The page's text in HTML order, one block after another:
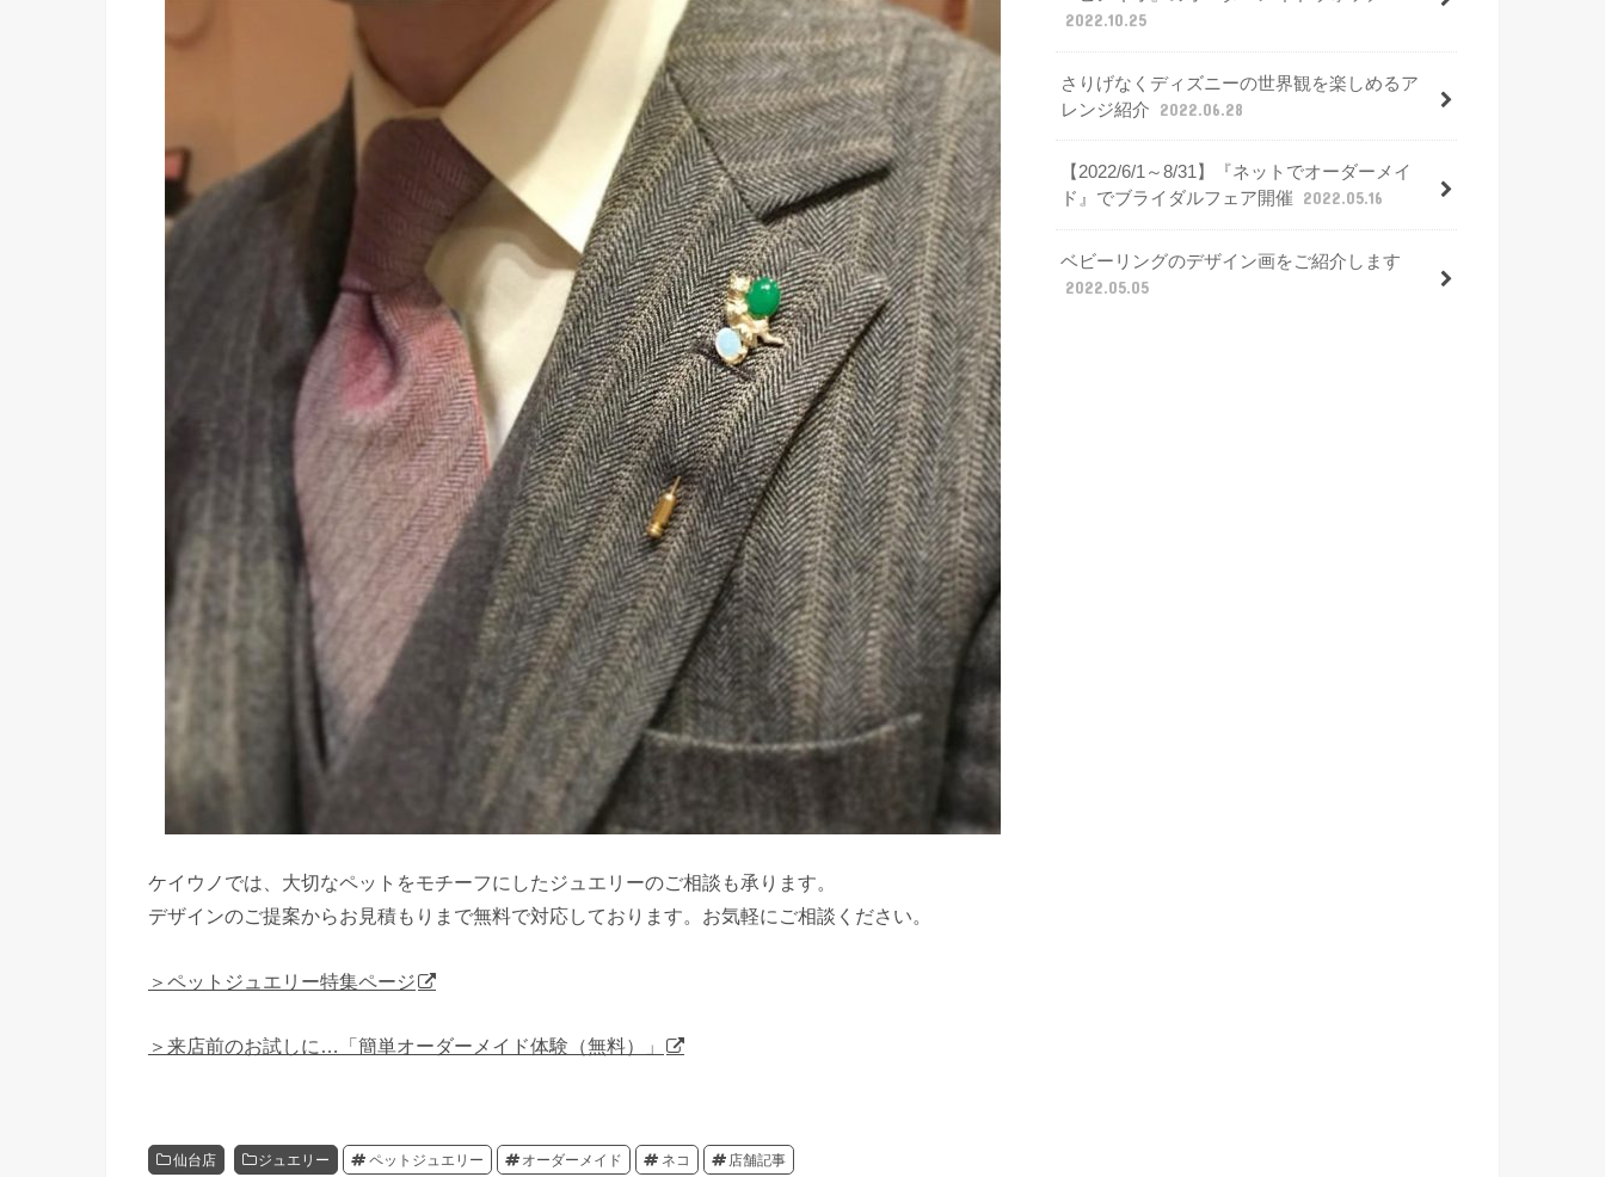
ケイウノでは、大切なペットをモチーフにしたジュエリーのご相談も承ります。
デザインのご提案からお見積もりまで無料で対応しております。お気軽にご相談ください。
＞ペットジュエリー特集ページ
＞来店前のお試しに…「簡単オーダーメイド体験（無料）」
仙台店 ジュエリー ペットジュエリー オーダーメイド ネコ 店舗記事
2022.10.25
さりげなくディズニーの世界観を楽しめるア
レンジ紹介
2022.06.28
【2022/6/1～8/31】『ネットでオーダーメイ
ド』でブライダルフェア開催
2022.05.16
ベビーリングのデザイン画をご紹介します
2022.05.05